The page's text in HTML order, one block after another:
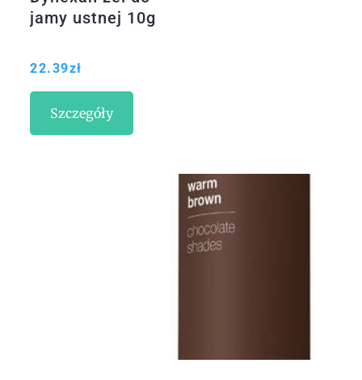
jamy ustnej 10g
22.39zł
Szczegóły